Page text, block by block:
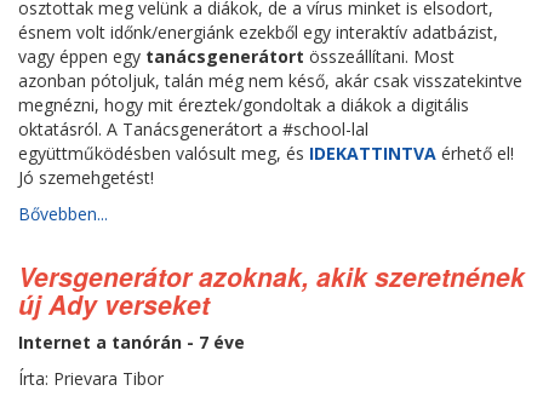
osztottak meg velünk a diákok, de a vírus minket is elsodort,
ésnem volt időnk/energiánk ezekből egy interaktív adatbázist,
vagy éppen egy tanácsgenerátort összeállítani. Most
azonban pótoljuk, talán még nem késő, akár csak visszatekintve
megnézni, hogy mit éreztek/gondoltak a diákok a digitális
oktatásról. A Tanácsgenerátort a #school-lal
együttműködésben valósult meg, és IDEKATTINTVA érhető el!
Jó szemehgetést!
Bővebben...
Versgenerátor azoknak, akik szeretnének
új Ady verseket
Internet a tanórán - 7 éve
Írta: Prievara Tibor